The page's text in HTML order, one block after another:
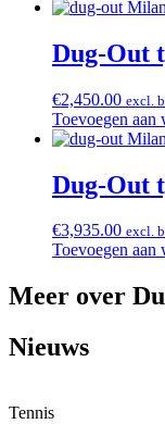
Dug-Out
€2,450.00 excl.
Toevoegen aan
Dug-Out
€3,935.00 excl.
Toevoegen aan
Meer over
Nieuws
Tennis